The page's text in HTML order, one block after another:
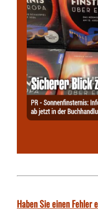
Haben Sie einen Fehler